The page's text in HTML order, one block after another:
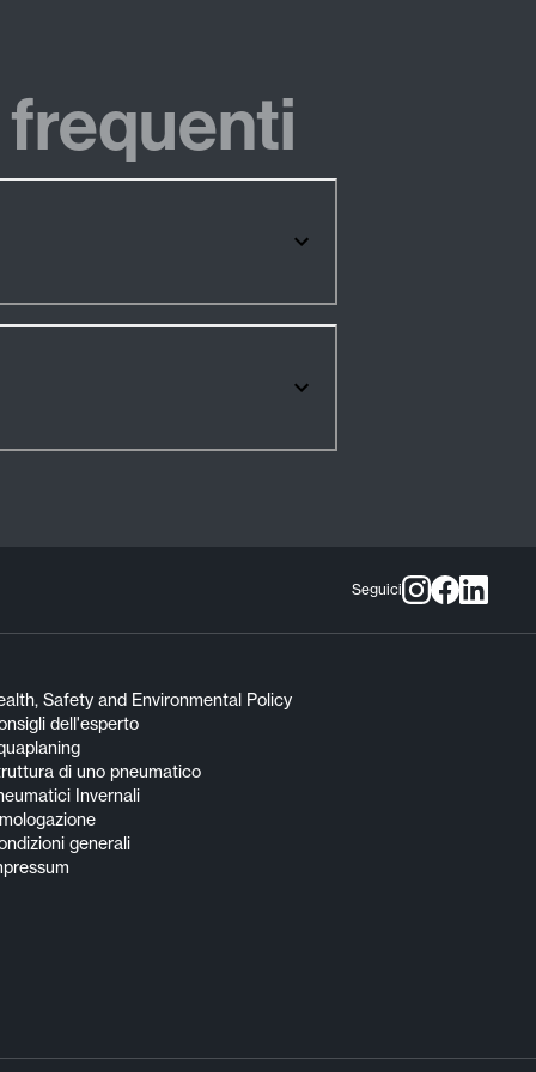
frequenti
Seguici
Safety and Environmental Policy
dell'esperto
di uno pneumatico
Invernali
generali